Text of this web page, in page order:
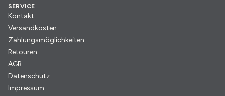
SERVICE
Kontakt
Versandkosten
Zahlungsmöglichkeiten
Retouren
AGB
Datenschutz
Impressum